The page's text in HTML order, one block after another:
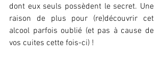
dont eux seuls possèdent le secret. Une
raison de plus pour (re)découvrir cet
alcool parfois oublié (et pas à cause de
vos cuites cette fois-ci) !